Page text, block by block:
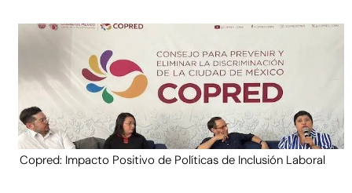
Copred: Impacto Positivo de Políticas de Inclusión Laboral